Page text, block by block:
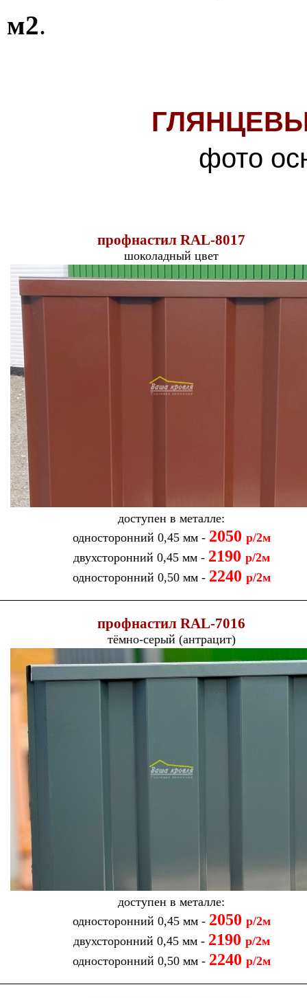
м2.
фото
профнастил RAL-8017
шоколадный цвет
доступен в металле:
односторонний 0,45 мм - 2050 р/2м
двухсторонний 0,45 мм - 2190 р/2м
односторонний 0,50 мм - 2240 р/2м
профнастил RAL-7016
тёмно-серый (антрацит)
доступен в металле:
односторонний 0,45 мм - 2050 р/2м
двухсторонний 0,45 мм - 2190 р/2м
односторонний 0,50 мм - 2240 р/2м